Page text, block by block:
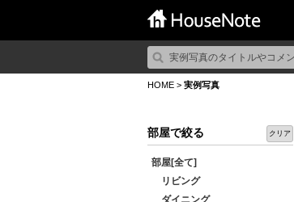
HOME > 実例写真
部屋で絞る クリア
部屋[全て]
リビング
ダイニング